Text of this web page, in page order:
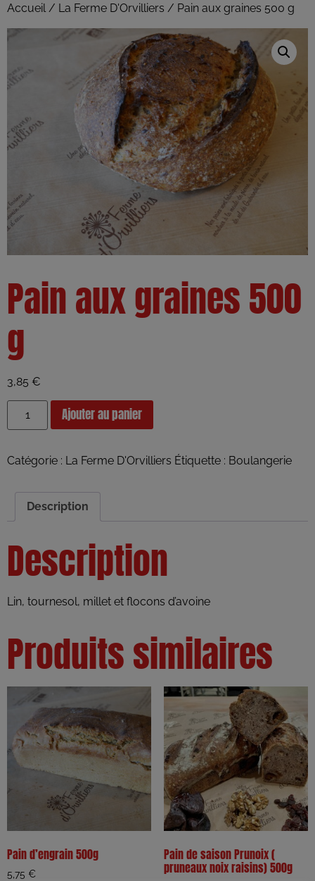
Accueil/ La Ferme D'Orvilliers / Pain aux graines 500 g
Pain aux graines 500
g
3,85 €
Ajouter au panier
Catégorie : La Ferme D'Orvilliers Étiquette : Boulangerie
Description
Description
Lin, tournesol, millet et flocons d’avoine
Produits similaires
Pain d’engrain 500g
5,75 €
Pain de saison Prunoix (
pruneaux noix raisins) 500g